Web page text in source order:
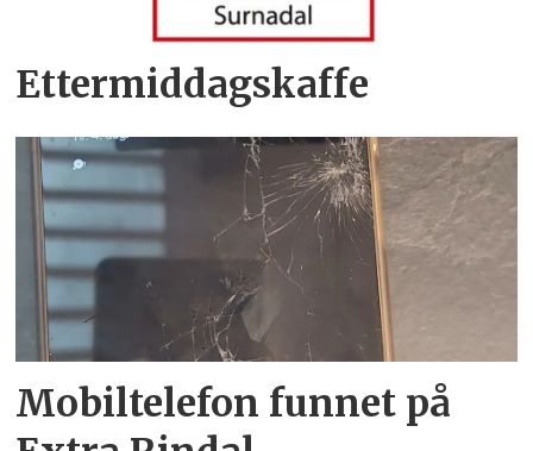
Ettermiddagskaffe
Mobiltelefon funnet på